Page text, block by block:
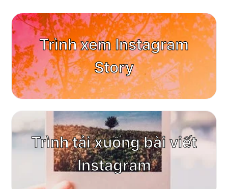
Trình xem Instagram
Story
Trình tải xuống bài viết
Instagram